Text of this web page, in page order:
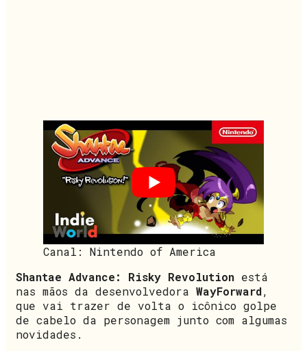
Canal: Nintendo of America
Shantae Advance: Risky Revolution está
nas mãos da desenvolvedora WayForward,
que vai trazer de volta o icônico golpe
de cabelo da personagem junto com algumas
novidades.